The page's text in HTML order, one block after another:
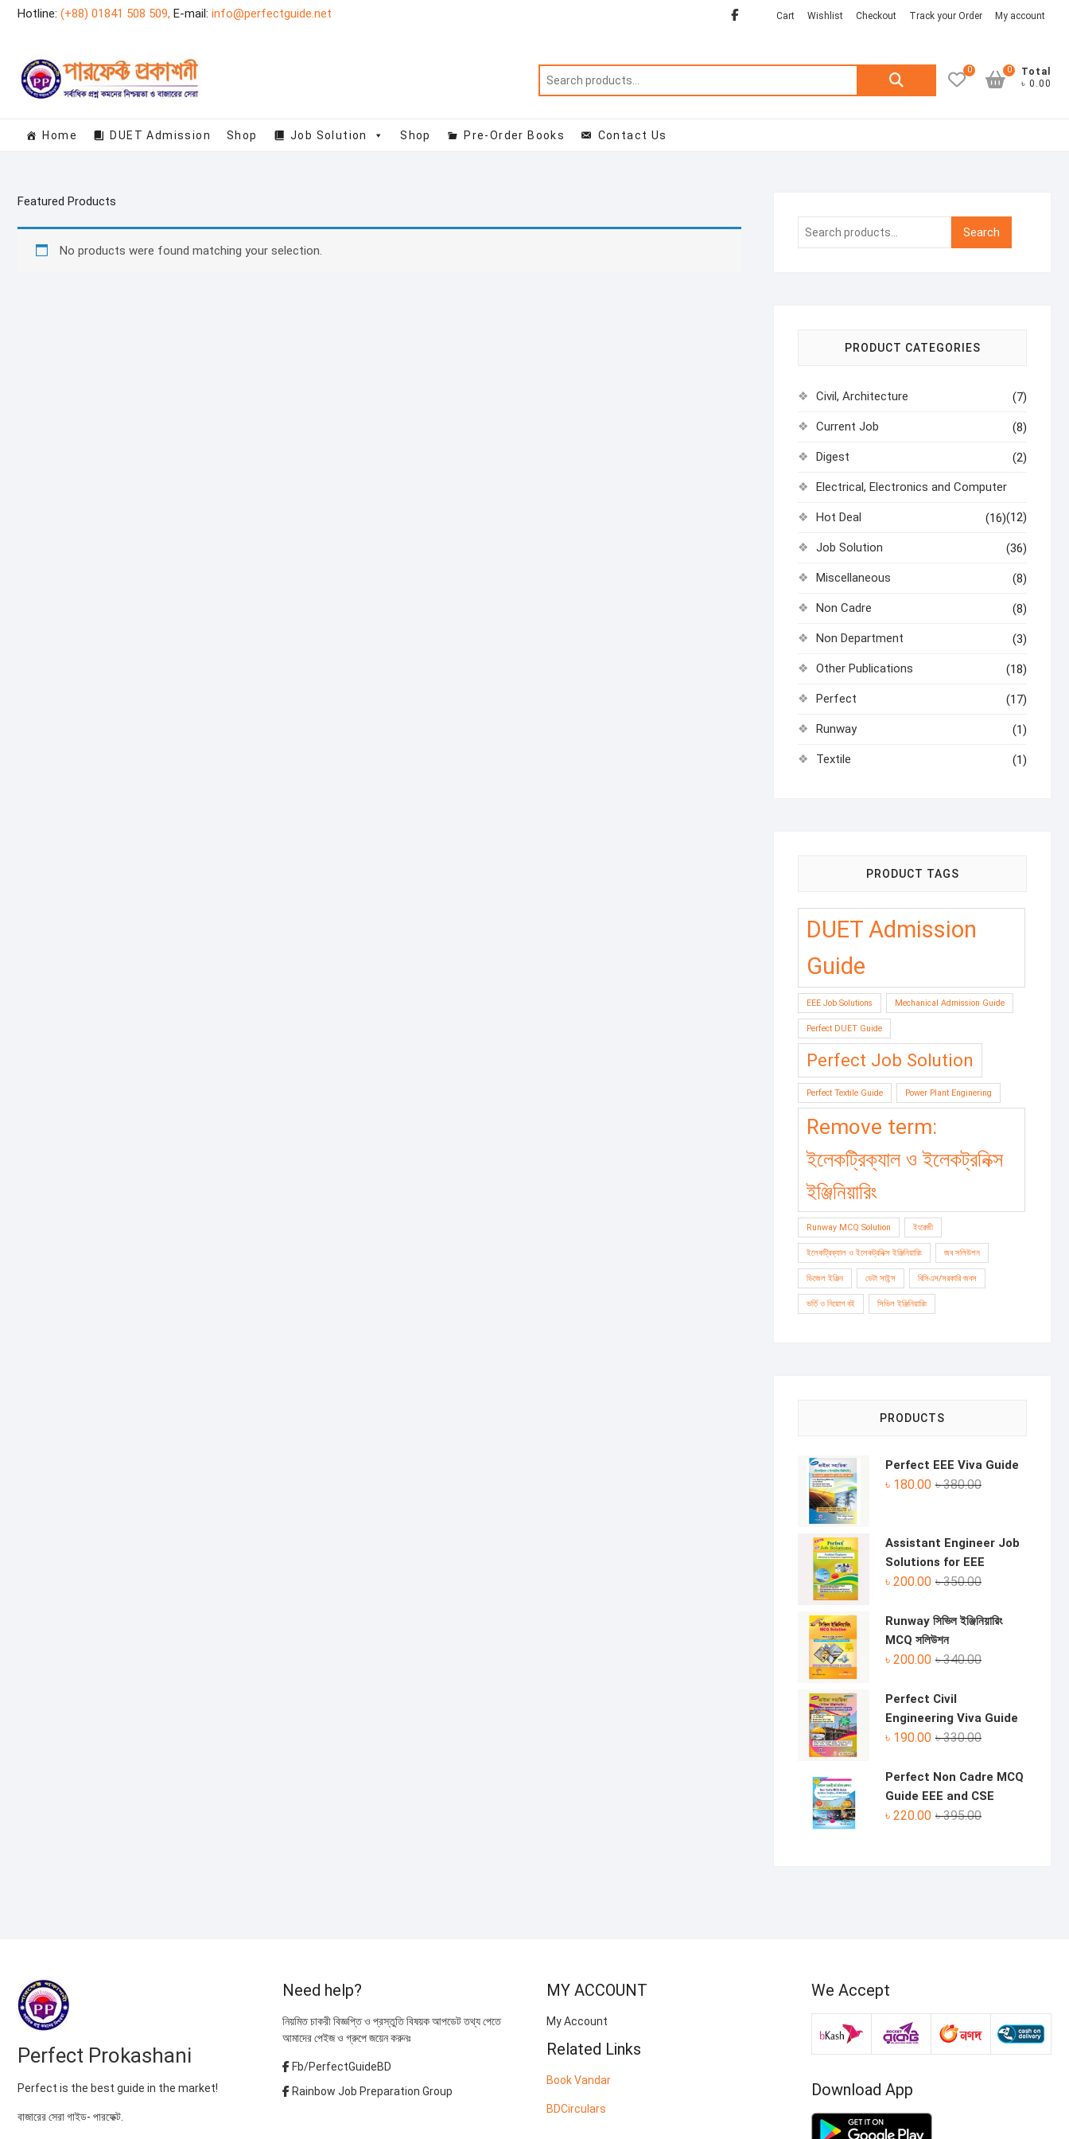
SkipHotline: (+88) 01841 508 509, E-mail: info@perfectguide.net Facebook
twitter
Cart Wishlist Checkout Track your Order My account
Search
0
Total
৳ 0.00
0
Home DUET Admission Shop Job Solution Shop Pre-Order Books Contact Us
Featured Products
No products were found matching your selection.
Search
Search
PRODUCT CATEGORIES
Civil, Architecture (7)
Current Job (8)
Digest (2)
Electrical, Electronics and Computer
(12)
Hot Deal (16)
Job Solution (36)
Miscellaneous (8)
Non Cadre (8)
Non Department (3)
Other Publications (18)
Perfect (17)
Runway (1)
Textile (1)
PRODUCT TAGS
DUET Admission
Guide
EEE Job Solutions Mechanical Admission Guide
Perfect DUET Guide
Perfect Job Solution
Perfect Textile Guide Power Plant Enginering
Remove term:
ইলেকট্রিক্যাল ও ইলেকট্রনিক্স
ইঞ্জিনিয়ারিং
Runway MCQ Solution ইংরেজী
ইলেকট্রিক্যাল ও ইলেকট্রনিক্স ইঞ্জিনিয়ারিং জব সলিউশন
ডিজেল ইঞ্জিন ডেটা সাইন্স বিসিএস/সরকারি জবস
ভর্তি ও নিয়োগ বই সিভিল ইঞ্জিনিয়ারিং
PRODUCTS
Perfect EEE Viva Guide
৳380.00Original
৳ 380.00.
৳ 180.00
Current
৳ 180.00.
Assistant Engineer Job
Solutions for EEE
৳350.00Original
was:
৳ 200.00
Current
is:
Runway সিভিল ইঞ্জিনিয়ারিং
MCQ সলিউশন
৳340.00Original
৳ 340.00.
৳ 200.00
Current
৳ 200.00.
Perfect Civil
Engineering Viva Guide
৳330.00Original
was:
৳ 330.00.
৳ 190.00
Current
is:
৳ 190.00.
Perfect Non Cadre MCQ
Guide EEE and CSE
৳395.00Original
৳ 220.00
Current
Perfect Prokashani
Perfect is the best guide in the market!
বাজারের সেরা গাইড- পারফেক্ট.
Need help?
নিয়মিত চাকরী বিজ্ঞপ্তি ও প্রস্তুতি বিষয়ক আপডেট তথ্য পেতে
আমাদের পেইজ ও গ্রুপে জয়েন করুনঃ
Fb/PerfectGuideBD
Rainbow Job Preparation Group
MY ACCOUNT
My Account
Related Links
Book Vandar
BDCirculars
We Accept
Download App